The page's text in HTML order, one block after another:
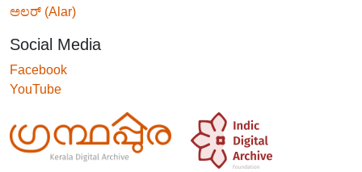
ಅಲರ್ (Alar)
Social Media
Facebook
YouTube